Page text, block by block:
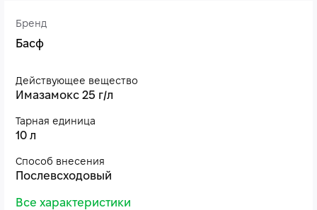
Бренд
Басф
Действующее вещество
Имазамокс 25 г/л
Тарная единица
10 л
Способ внесения
Послевсходовый
Все характеристики